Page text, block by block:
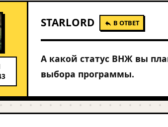
STARLORD В ОТВЕТ
А какой статус ВНЖ вы
выбора программы.